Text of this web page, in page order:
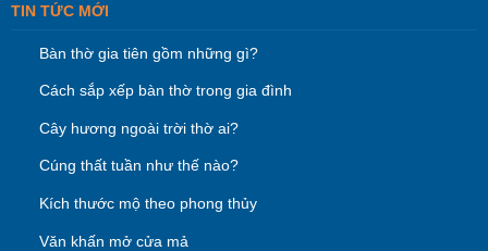
TIN TỨC MỚI
Bàn thờ gia tiên gồm những gì?
Cách sắp xếp bàn thờ trong gia đình
Cây hương ngoài trời thờ ai?
Cúng thất tuần như thế nào?
Kích thước mộ theo phong thủy
Văn khấn mở cửa mả